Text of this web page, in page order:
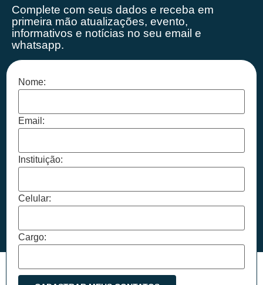
Complete com seus dados e receba em
primeira mão atualizações, evento,
informativos e notícias no seu email e
whatsapp.
Nome:
Email:
Instituição:
Celular:
Cargo: